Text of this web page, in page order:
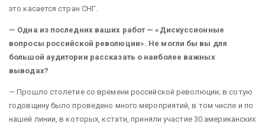
это касается стран СНГ.
— Одна из последних ваших работ — «Дискуссионные
вопросы российской революции». Не могли бы вы для
большой аудитории рассказать о наиболее важных
выводах?
— Прошло столетие со времени российской революции; в сотую
годовщину было проведено много мероприятий, в том числе и по
нашей линии, в которых, кстати, приняли участие 30 американских